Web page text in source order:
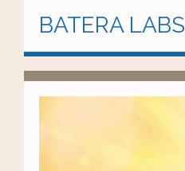
BATERA LABS